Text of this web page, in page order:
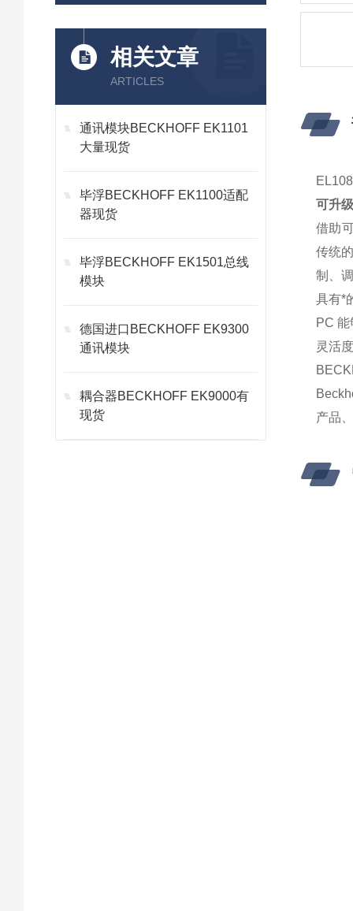
相关文章
ARTICLES
通讯模块BECKHOFF EK1101
大量现货
毕浮BECKHOFF EK1100适配
器现货
毕浮BECKHOFF EK1501总线
模块
德国进口BECKHOFF EK9300
通讯模块
耦合器BECKHOFF EK9000有
现货
可升
借助
传统
制、
具有*
PC
灵活
产品